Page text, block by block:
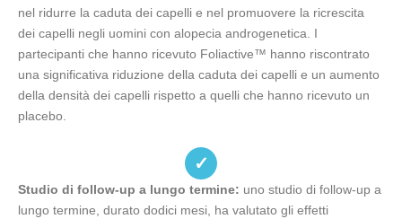
nel ridurre la caduta dei capelli e nel promuovere la ricrescita
dei capelli negli uomini con alopecia androgenetica. I
partecipanti che hanno ricevuto Foliactive™ hanno riscontrato
una significativa riduzione della caduta dei capelli e un aumento
della densità dei capelli rispetto a quelli che hanno ricevuto un
placebo.
✓
Studio di follow-up a lungo termine: uno studio di follow-up a
lungo termine, durato dodici mesi, ha valutato gli effetti